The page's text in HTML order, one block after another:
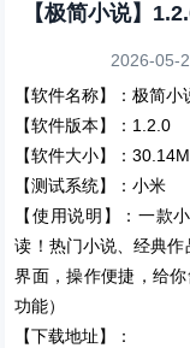
【极简小说】
2026-
【软件名称】：极简小
【软件版本】：1.2.0
【软件大小】：30.14M
【测试系统】：小米
【使用说明】：一款
读！热门小说、经典
界面，操作便捷，给
功能）
【下载地址】：